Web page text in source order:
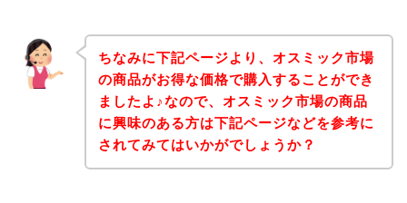
ちなみに下記ページより、オスミック市場
の商品がお得な価格で購入することができ
ましたよ♪なので、オスミック市場の商品
に興味のある方は下記ページなどを参考に
されてみてはいかがでしょうか？